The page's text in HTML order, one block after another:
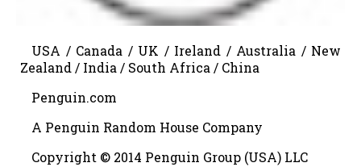
USA / Canada / UK / Ireland / Australia / New
Zealand / India / South Africa / China
Penguin.com
A Penguin Random House Company
Copyright © 2014 Penguin Group (USA) LLC